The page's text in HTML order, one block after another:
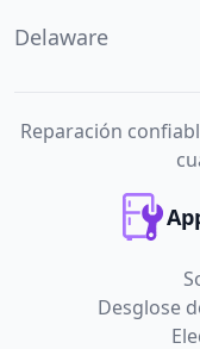
Delaware
Reparación
Desglose